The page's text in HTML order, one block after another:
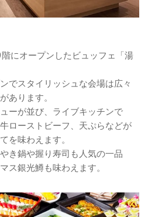
にオープンしたビュッフェ「湯
でスタイリッシュな会場は広々
あります。
ーが並び、ライブキッチンで
ローストビーフ、天ぷらなどが
を味わえます。
き鍋や握り寿司も人気の一品
ス銀光鱒も味わえます。